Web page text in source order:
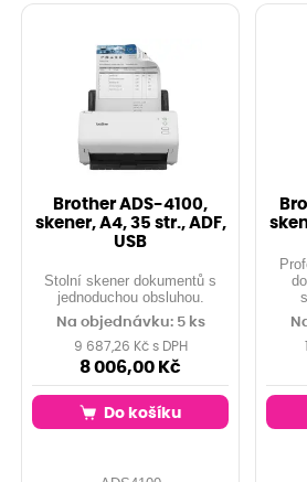
Brother ADS-4100,
skener, A4, 35 str., ADF,
USB
Stolní skener dokumentů s
jednoduchou obsluhou.
Na objednávku: 5 ks
9 687,26 Kč s DPH
8 006,00 Kč
Do košíku